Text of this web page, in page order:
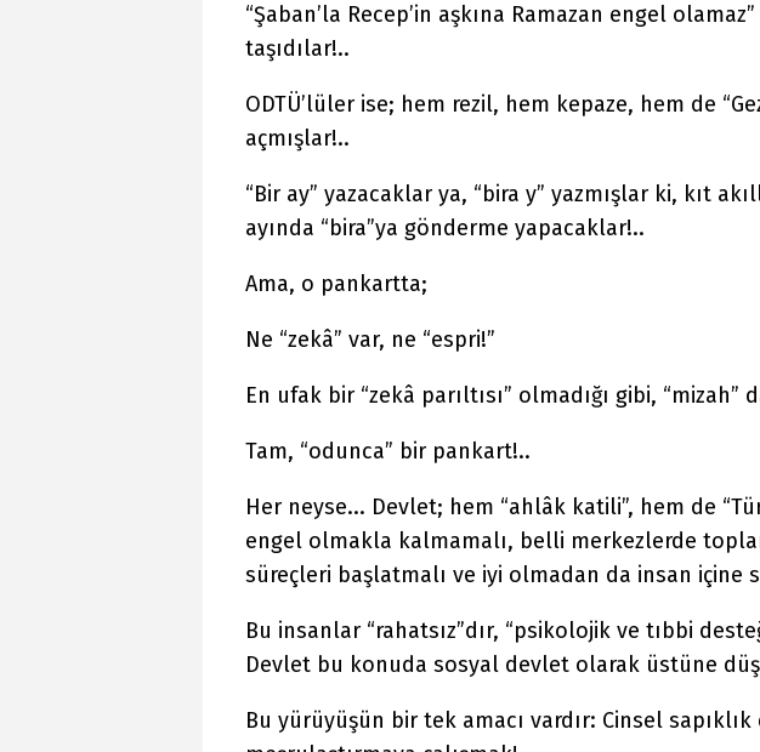
“Şaban’la Recep’in aşkına Ramazan engel
taşıdılar!..
ODTÜ’lüler ise; hem rezil, hem kepaze, hem de
açmışlar!..
“Bir ay” yazacaklar ya, “bira y” yazmışlar ki, kıt
ayında “bira”ya gönderme yapacaklar!..
Ama, o pankartta;
Ne “zekâ” var, ne “espri!”
En ufak bir “zekâ parıltısı” olmadığı gibi, “mizah”
Tam, “odunca” bir pankart!..
Her neyse... Devlet; hem “ahlâk katili”, hem de
engel olmakla kalmamalı, belli merkezlerde
süreçleri başlatmalı ve iyi olmadan da insan içine
Bu insanlar “rahatsız”dır, “psikolojik ve tıbbi
Devlet bu konuda sosyal devlet olarak üstüne
Bu yürüyüşün bir tek amacı vardır: Cinsel